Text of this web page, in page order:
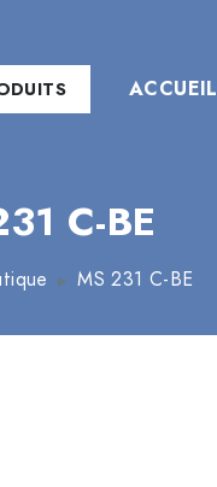
ACCUEIL
C-BE
MS 231 C-BE